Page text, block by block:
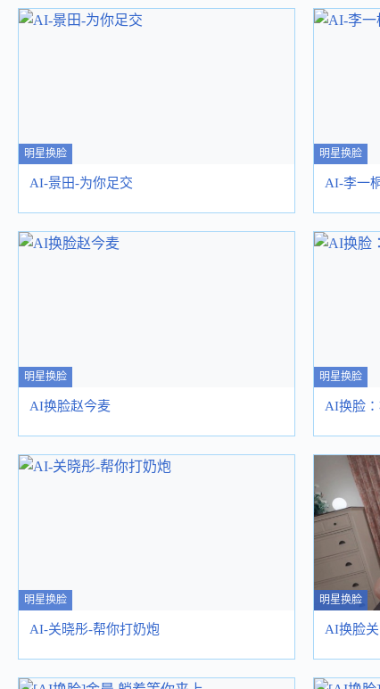
明星换脸
AI-景田-为你足交
明星换脸
AI-李一
明星换脸
AI换脸赵今麦
明星换脸
AI换脸
明星换脸
AI-关晓彤-帮你打奶炮
明星换脸
AI换脸